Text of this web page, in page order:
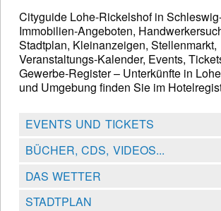
Cityguide Lohe-Rickelshof in
Immobilien-Angeboten,
Stadtplan, Kleinanzeigen, Stellenmarkt,
Veranstaltungs-Kalender, Events,
Gewerbe-Register – Unterkünfte in
und Umgebung finden Sie im
EVENTS UND TICKETS
BÜCHER, CDS, VIDEOS...
DAS WETTER
STADTPLAN